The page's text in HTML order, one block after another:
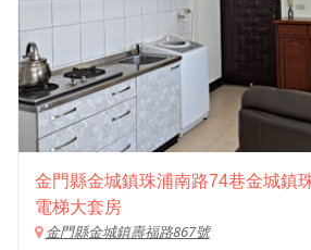
金門縣金城鎮珠浦南路74巷金城鎮
電梯大套房
金門縣金城鎮壽福路867號